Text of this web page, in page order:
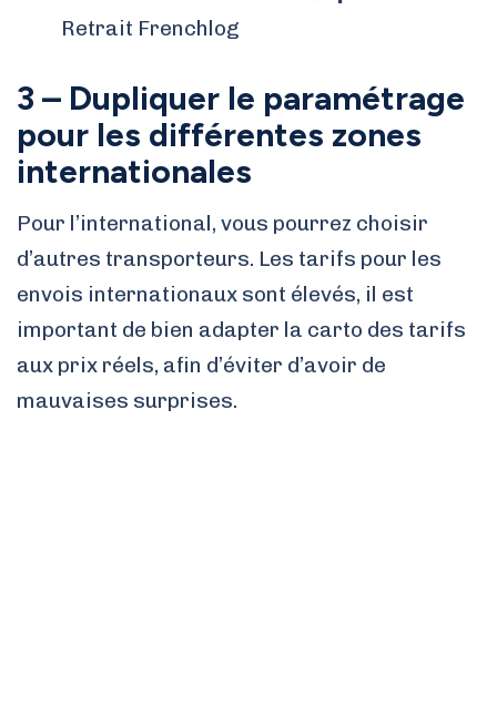
Retrait Frenchlog
3 – Dupliquer le paramétrage
pour les différentes zones
internationales
Pour l’international, vous pourrez choisir
d’autres transporteurs. Les tarifs pour les
envois internationaux sont élevés, il est
important de bien adapter la carto des tarifs
aux prix réels, afin d’éviter d’avoir de
mauvaises surprises.